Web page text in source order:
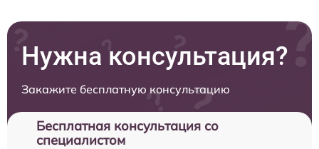
Нужна консультация?
Закажите бесплатную консультацию
Бесплатная консультация со
специалистом